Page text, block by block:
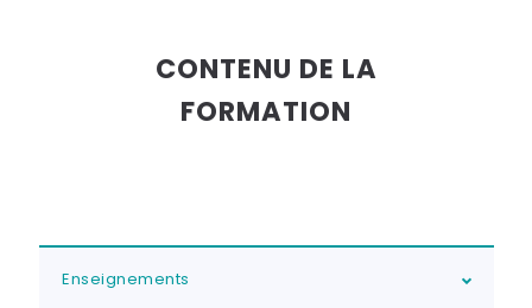
CONTENU DE LA
FORMATION
Enseignements